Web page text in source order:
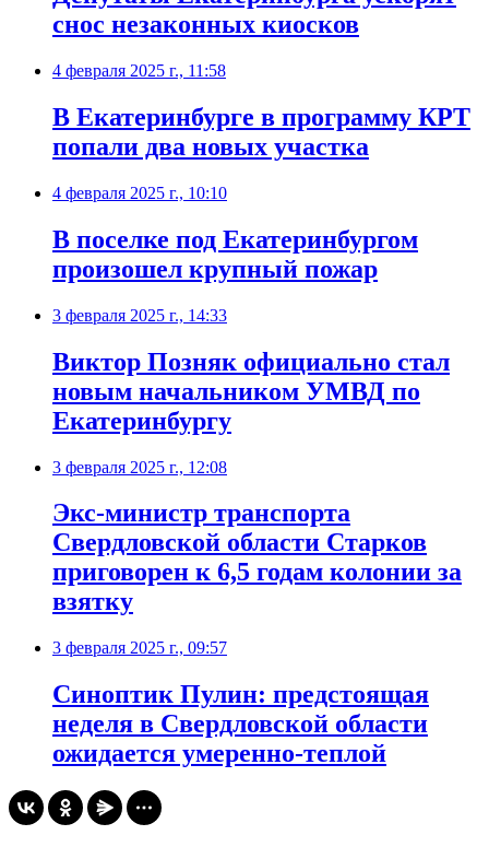
снос незаконных киосков
4 февраля 2025 г., 11:58
В Екатеринбурге в программу КРТ
попали два новых участка
4 февраля 2025 г., 10:10
В поселке под Екатеринбургом
произошел крупный пожар
3 февраля 2025 г., 14:33
Виктор Позняк официально стал
новым начальником УМВД по
Екатеринбургу
3 февраля 2025 г., 12:08
Экс-министр транспорта
Свердловской области Старков
приговорен к 6,5 годам колонии за
взятку
3 февраля 2025 г., 09:57
Синоптик Пулин: предстоящая
неделя в Свердловской области
ожидается умеренно-теплой